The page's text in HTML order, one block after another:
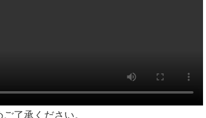
了承ください。